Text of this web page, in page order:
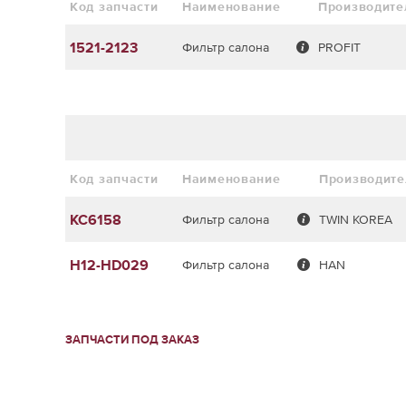
Код запчасти Наименование
1521-2123 Фильтр салона PROFIT
Код запчасти Наименование
KC6158 Фильтр салона TWIN KOREA
H12-HD029 Фильтр салона HAN
ЗАПЧАСТИ ПОД ЗАКАЗ